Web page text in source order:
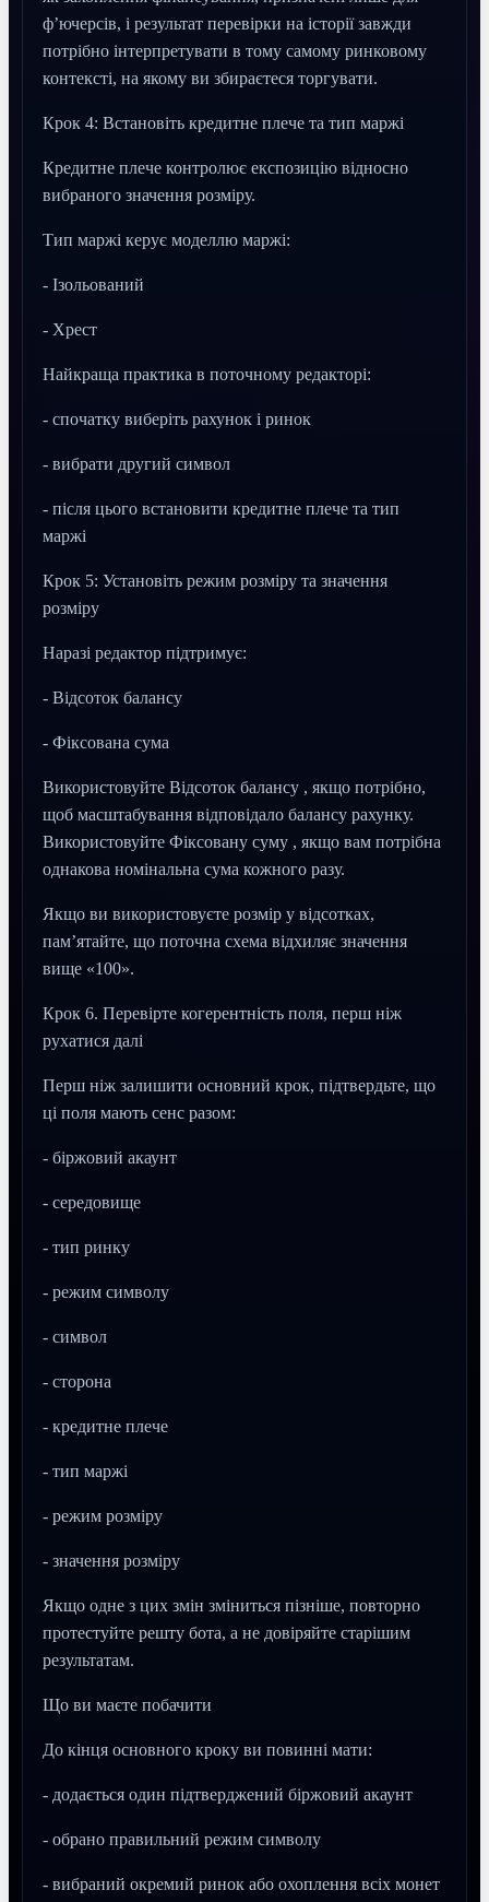
ф’ючерсів, і результат перевірки на історії завжди
потрібно інтерпретувати в тому самому ринковому
контексті, на якому ви збираєтеся торгувати.
Крок 4: Встановіть кредитне плече та тип маржі
Кредитне плече контролює експозицію відносно
вибраного значення розміру.
Тип маржі керує моделлю маржі:
- Ізольований
- Хрест
Найкраща практика в поточному редакторі:
- спочатку виберіть рахунок і ринок
- вибрати другий символ
- після цього встановити кредитне плече та тип
маржі
Крок 5: Установіть режим розміру та значення
розміру
Наразі редактор підтримує:
- Відсоток балансу
- Фіксована сума
Використовуйте Відсоток балансу , якщо потрібно,
щоб масштабування відповідало балансу рахунку.
Використовуйте Фіксовану суму , якщо вам потрібна
однакова номінальна сума кожного разу.
Якщо ви використовуєте розмір у відсотках,
пам’ятайте, що поточна схема відхиляє значення
вище «100».
Крок 6. Перевірте когерентність поля, перш ніж
рухатися далі
Перш ніж залишити основний крок, підтвердьте, що
ці поля мають сенс разом:
- біржовий акаунт
- середовище
- тип ринку
- режим символу
- символ
- сторона
- кредитне плече
- тип маржі
- режим розміру
- значення розміру
Якщо одне з цих змін зміниться пізніше, повторно
протестуйте решту бота, а не довіряйте старішим
результатам.
Що ви маєте побачити
До кінця основного кроку ви повинні мати:
- додається один підтверджений біржовий акаунт
- обрано правильний режим символу
- вибраний окремий ринок або охоплення всіх монет